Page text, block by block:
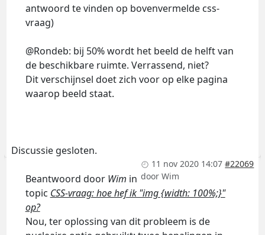
antwoord te vinden op bovenvermelde css-
vraag)
@Rondeb: bij 50% wordt het beeld de helft van
de beschikbare ruimte. Verrassend, niet?
Dit verschijnsel doet zich voor op elke pagina
waarop beeld staat.
Discussie gesloten.
11 nov 2020 14:07 #22069
doorWim
Beantwoord door Wim in
topic CSS-vraag: hoe hef ik "img {width: 100%;}"
op?
Nou, ter oplossing van dit probleem is de